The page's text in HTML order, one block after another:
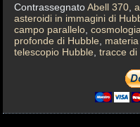
Contrassegnato Abell 370 ,
asteroidi in immagini di
campo parallelo ,cosmologia
profonde di Hubble
telescopio Hubble ,tracce di